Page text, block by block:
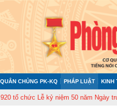
QUÂN CHỦNG PK-KQ PHÁP LUẬT KINH
Lễ kỷ niệm 50 năm Ngày truyền